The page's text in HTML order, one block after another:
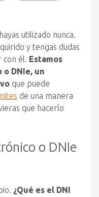
utilizado nunca.
y tengas dudas
con él. Estamos
o DNIe, un
que puede
de una manera
que hacerlo
o DNIe
¿Qué es el DNI